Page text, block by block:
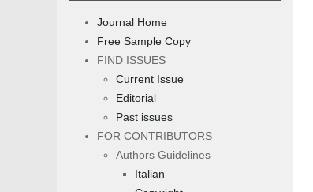
Journal Home
Free Sample Copy
FIND ISSUES
Current Issue
Editorial
Past issues
FOR CONTRIBUTORS
Authors Guidelines
Italian